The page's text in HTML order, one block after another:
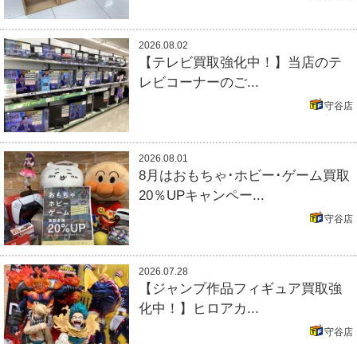
2026.08.02
【テレビ買取強化中！】当店のテ
レビコーナーのご...
守谷店
2026.08.01
8月はおもちゃ･ホビー･ゲーム買取
20％UPキャンペー...
守谷店
2026.07.28
【ジャンプ作品フィギュア買取強
化中！】ヒロアカ...
守谷店